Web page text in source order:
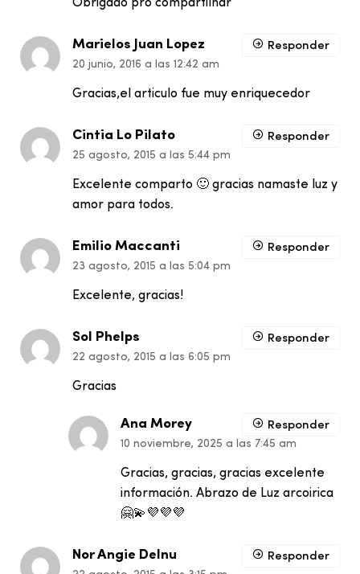
Obrigado pro compartilhar
Marielos Juan Lopez
20 junio, 2016 a las 12:42 am
Gracias,el articulo fue muy enriquecedor
Responder
Cintia Lo Pilato
25 agosto, 2015 a las 5:44 pm
Excelente comparto 🙂 gracias namaste luz y
amor para todos.
Responder
Emilio Maccanti
23 agosto, 2015 a las 5:04 pm
Excelente, gracias!
Responder
Sol Phelps
22 agosto, 2015 a las 6:05 pm
Gracias
Responder
Ana Morey
10 noviembre, 2025 a las 7:45 am
Gracias, gracias, gracias excelente
información. Abrazo de Luz arcoirica
🤗💫💜💜💜
Responder
Nor Angie Delnu Responder